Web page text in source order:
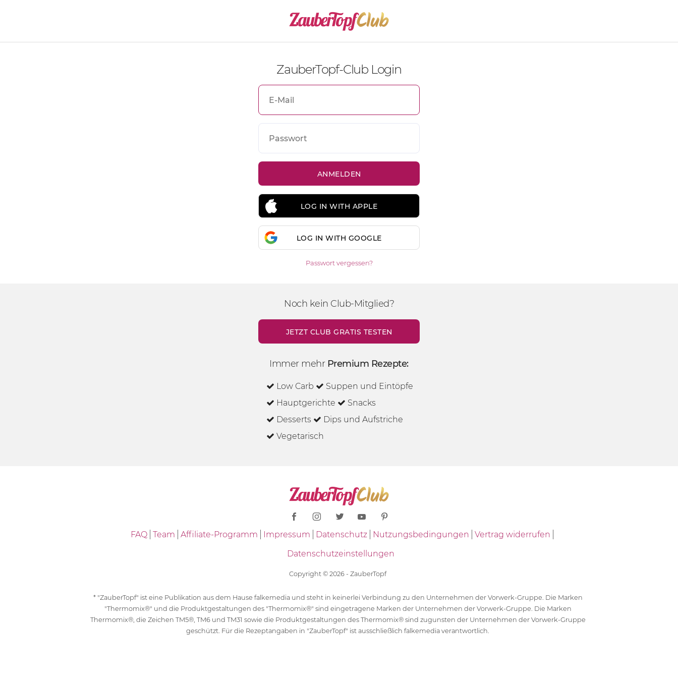
ZauberTopf-Club Login
LOG IN WITH APPLE
LOG IN WITH GOOGLE
Passwort vergessen?
Noch kein Club-Mitglied?
JETZT CLUB GRATIS TESTEN
Immer mehr Premium Rezepte:
Low Carb
Suppen und Eintöpfe
Hauptgerichte
Snacks
Desserts
Dips und Aufstriche
Vegetarisch
FAQ Team Affiliate-Programm Impressum Datenschutz Nutzungsbedingungen
Vertrag widerrufen
Datenschutzeinstellungen
Copyright © 2026 - ZauberTopf
* "ZauberTopf" ist eine Publikation aus dem Hause falkemedia und steht in keinerlei Verbindung zu den Unternehmen der Vorwerk-Gruppe. Die Marken
"Thermomix®" und die Produktgestaltungen des "Thermomix®" sind eingetragene Marken der Unternehmen der Vorwerk-Gruppe. Die Marken
Thermomix®, die Zeichen TM5®, TM6 und TM31 sowie die Produktgestaltungen des Thermomix® sind zugunsten der Unternehmen der Vorwerk-Gruppe
geschützt. Für die Rezeptangaben in "ZauberTopf" ist ausschließlich falkemedia verantwortlich.